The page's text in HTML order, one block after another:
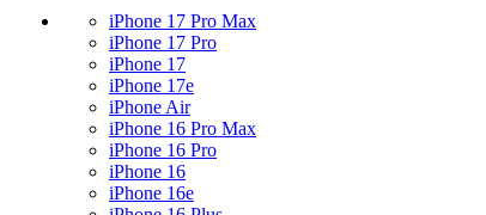
iPhone 17 Pro Max
iPhone 17 Pro
iPhone 17
iPhone 17e
iPhone Air
iPhone 16 Pro Max
iPhone 16 Pro
iPhone 16
iPhone 16e